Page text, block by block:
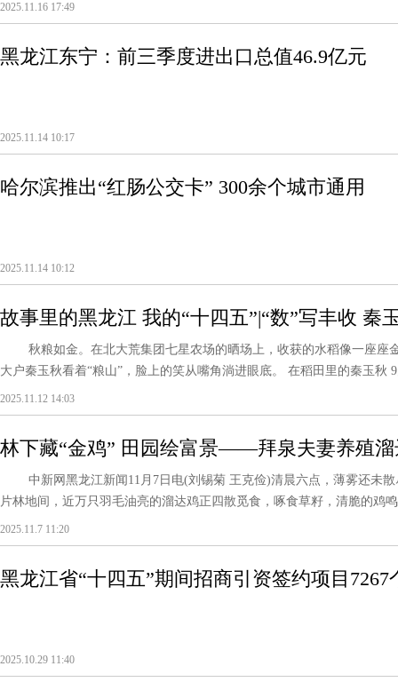
2025.11.16 17:49
黑龙江东宁：前三季度进出口总值46.9亿元
2025.11.14 10:17
哈尔滨推出“红肠公交卡” 300余个城市通用
2025.11.14 10:12
故事里的黑龙江 我的“十四五”|“数”写丰收 秦
秋粮如金。在北大荒集团七星农场的晒场上，收获的水稻像一座座
大户秦玉秋看着“粮山”，脸上的笑从嘴角淌进眼底。 在稻田里的秦玉秋
2025.11.12 14:03
林下藏“金鸡” 田园绘富景——拜泉夫妻养殖
中新网黑龙江新闻11月7日电(刘锡菊 王克俭)清晨六点，薄雾还未散
片林地间，近万只羽毛油亮的溜达鸡正四散觅食，啄食草籽，清脆的鸡
2025.11.7 11:20
黑龙江省“十四五”期间招商引资签约项目7267
2025.10.29 11:40